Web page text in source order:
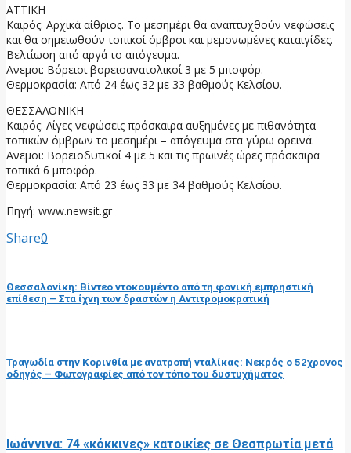
ΑΤΤΙΚΗ
Καιρός: Αρχικά αίθριος. Το μεσημέρι θα αναπτυχθούν νεφώσεις
και θα σημειωθούν τοπικοί όμβροι και μεμονωμένες καταιγίδες.
Βελτίωση από αργά το απόγευμα.
Ανεμοι: Βόρειοι βορειοανατολικοί 3 με 5 μποφόρ.
Θερμοκρασία: Από 24 έως 32 με 33 βαθμούς Κελσίου.
ΘΕΣΣΑΛΟΝΙΚΗ
Καιρός: Λίγες νεφώσεις πρόσκαιρα αυξημένες με πιθανότητα
τοπικών όμβρων το μεσημέρι – απόγευμα στα γύρω ορεινά.
Ανεμοι: Βορειοδυτικοί 4 με 5 και τις πρωινές ώρες πρόσκαιρα
τοπικά 6 μποφόρ.
Θερμοκρασία: Από 23 έως 33 με 34 βαθμούς Κελσίου.
Πηγή: www.newsit.gr
Share0
Θεσσαλονίκη: Βίντεο ντοκουμέντο από τη φονική εμπρηστική
επίθεση – Στα ίχνη των δραστών η Αντιτρομοκρατική
Τραγωδία στην Κορινθία με ανατροπή νταλίκας: Νεκρός ο 52χρονος
οδηγός – Φωτογραφίες από τον τόπο του δυστυχήματος
Ιωάννινα: 74 «κόκκινες» κατοικίες σε Θεσπρωτία μετά